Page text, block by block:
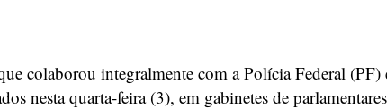
colaborou integralmente com a Polícia Federal
nesta quarta-feira (3), em gabinetes de